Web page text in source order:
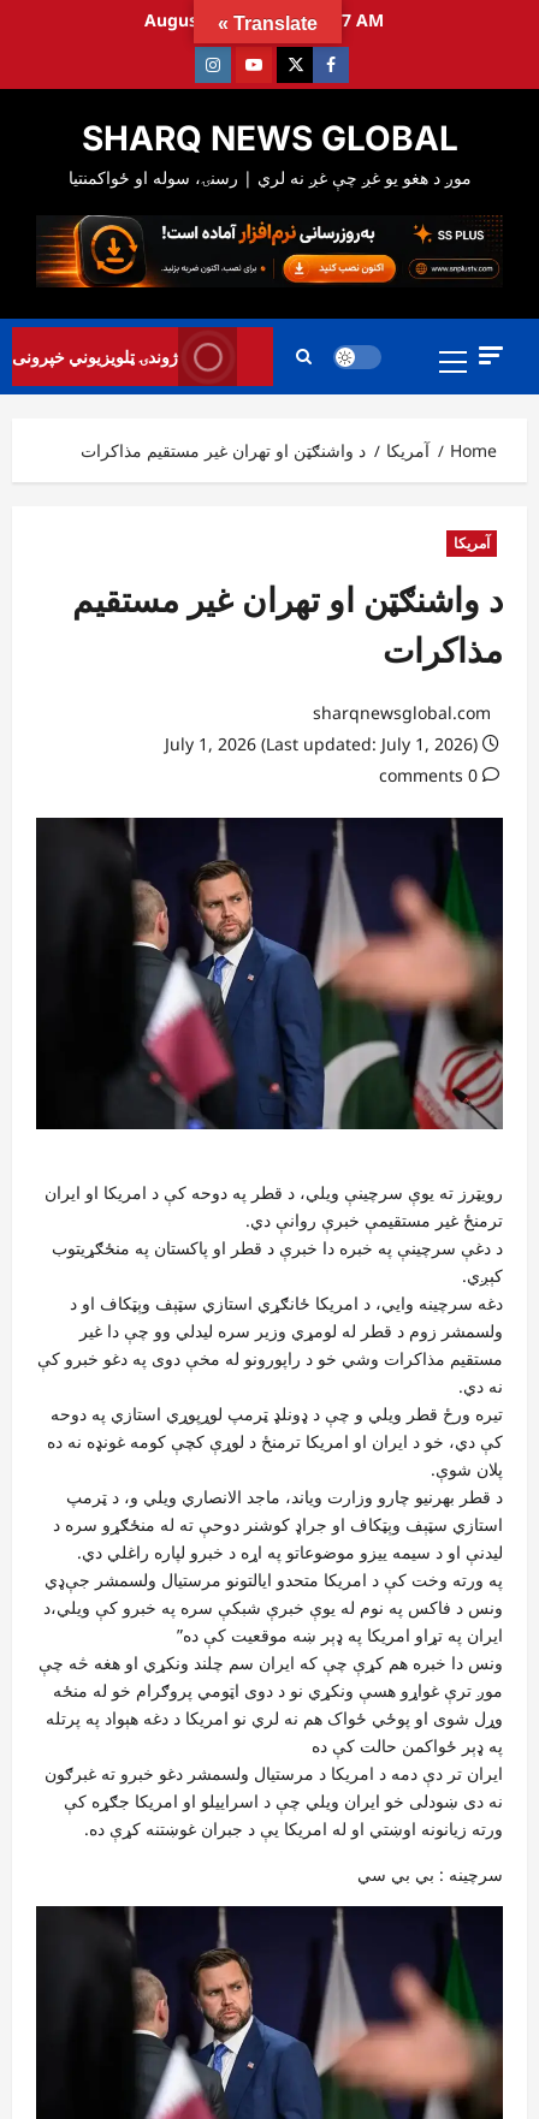
August 9, 2026 10:10:49 AM
Facebook
Twitter
Youtube
Instagram
SHARQ NEWS GLOBAL
Primary
ژوندۍ ټلویزیوني خپرونی
Home آمریکا د واشنګټن او تهران غیر مستقیم مذاکرات
آمریکا
د واشنګټن او تهران غیر مستقیم
مذاکرات
sharqnewsglobal.com
0 comments
رویټرز ته یوې سرچینې ویلي، د قطر په دوحه کې د امریکا او ایران
ترمنځ غیر مستقیمې خبرې روانې دي.
د دغې سرچینې په خبره دا خبرې د قطر او پاکستان په منځګړیتوب
کېږي.
دغه سرچینه وایي، د امریکا ځانګړي استازي سټېف وېټکاف او د
ولسمشر زوم د قطر له لومړي وزیر سره لیدلي وو چې دا غیر
مستقیم مذاکرات وشي خو د راپورونو له مخې دوی په دغو خبرو کې
نه دي.
تیره ورځ قطر ویلي و چې د ډونلډ ټرمپ لوړپوړي استازي په دوحه
کې دي، خو د ایران او امریکا ترمنځ د لوړې کچې کومه غونډه نه ده
پلان شوې.
د قطر بهرنیو چارو وزارت ویاند، ماجد الانصاري ویلي و، د ټرمپ
استازي سټېف وېټکاف او جراډ کوشنر دوحې ته له منځګړو سره د
لیدنې او د سیمه‌ ییزو موضوعاتو په اړه د خبرو لپاره راغلي دي.
په ورته وخت کې د امریکا متحدو ایالتونو مرستیال ولسمشر جې‌ډي‌
ونس‌ د فاکس په نوم له یوې خبرې شبکې سره په خبرو کې ویلي،د
ایران په تړاو امریکا په ډېر ښه موقعیت کې ده”
ونس دا خبره هم کړې چې که ایران سم چلند ونکړي او هغه څه چې
موږ ترې غواړو هسې ونکړي نو د دوی اټومي پروګرام خو له منځه
وړل شوی او پوځي ځواک هم نه لري نو امریکا د دغه هېواد په پرتله
په ډېر ځواکمن حالت کې ده
ایران تر دې دمه د امریکا د مرستیال ولسمشر دغو خبرو ته غبرګون
نه دی ښودلی خو ایران ویلي چې د اسراییلو او امریکا جګړه کې
ورته زیانونه اوښتي او له امریکا یې د جبران غوښتنه کړې ده.
سرچینه : بي بي سي
Translate »